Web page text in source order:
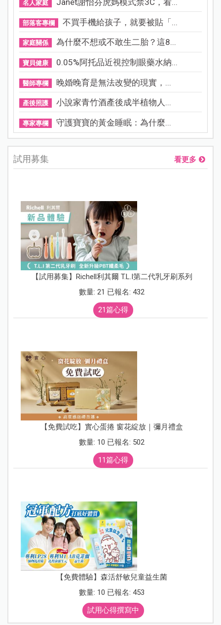
名人家庭 Janet謝怡芬虎媽模式禁3C，看...
部落客專欄 不買手機給孩子，就要被貼「...
家庭關係 為什麼不想或不敢生二胎？這8...
寶貝健康 0.05%阿托品近視控制眼藥水納...
醫師專欄 晚婚晚育是無法改變的現實，...
產後照護 小說家青竹酒產後成半植物人...
專家專欄 守護寶寶的黃金睡眠：為什麼...
試用募集 看更多
【試用募集】Richell利其爾 T.L.I第二代乳牙刷系列
數量: 21 已報名: 432
21篇心得
【免費試吃】實心蛋捲 窗花綻放｜彌月禮盒
數量: 10 已報名: 502
11篇心得
【免費體驗】森活舒敏兒童益生菌
數量: 10 已報名: 453
試用心得撰寫中